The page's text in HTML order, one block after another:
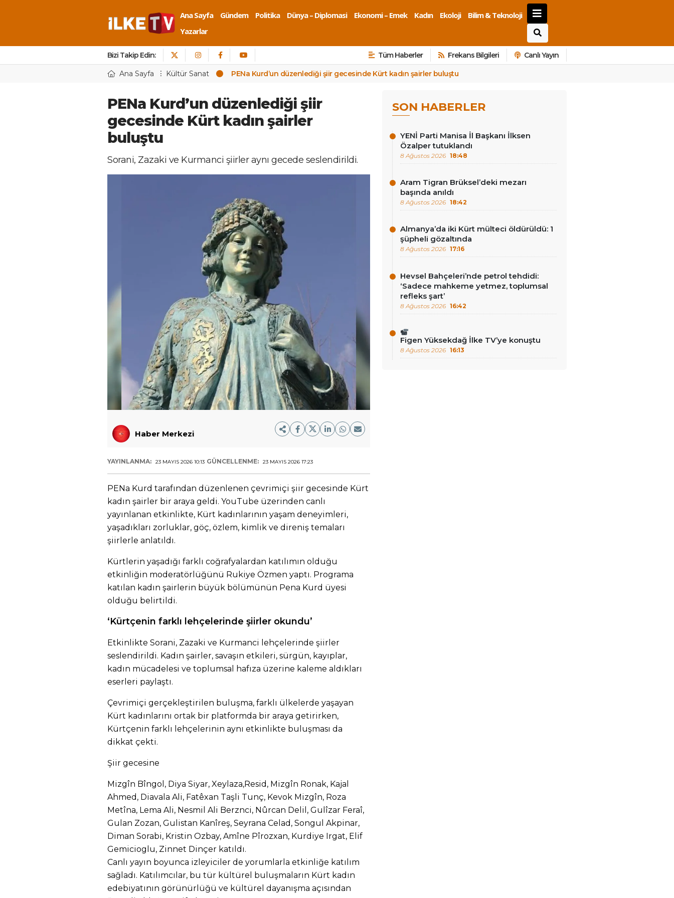
Ana Sayfa Gündem Politika Dünya – Diplomasi Ekonomi – Emek Kadın Ekoloji
Bilim & Teknoloji
Yazarlar
Bizi Takip Edin: Tüm Haberler Frekans Bilgileri Canlı Yayın
Ana Sayfa Kültür Sanat PENa Kurd’un düzenlediği şiir gecesinde Kürt kadın şairler buluştu
PENa Kurd’un düzenlediği şiir
gecesinde Kürt kadın şairler
buluştu
Sorani, Zazaki ve Kurmanci şiirler aynı gecede seslendirildi.
Haber Merkezi
YAYINLANMA: 23 MAYIS 2026 10:13 GÜNCELLENME: 23 MAYIS 2026 17:23
PENa Kurd tarafından düzenlenen çevrimiçi şiir gecesinde Kürt
kadın şairler bir araya geldi. YouTube üzerinden canlı
yayınlanan etkinlikte, Kürt kadınlarının yaşam deneyimleri,
yaşadıkları zorluklar, göç, özlem, kimlik ve direniş temaları
şiirlerle anlatıldı.
Kürtlerin yaşadığı farklı coğrafyalardan katılımın olduğu
etkinliğin moderatörlüğünü Rukiye Özmen yaptı. Programa
katılan kadın şairlerin büyük bölümünün Pena Kurd üyesi
olduğu belirtildi.
‘Kürtçenin farklı lehçelerinde şiirler okundu’
Etkinlikte Sorani, Zazaki ve Kurmanci lehçelerinde şiirler
seslendirildi. Kadın şairler, savaşın etkileri, sürgün, kayıplar,
kadın mücadelesi ve toplumsal hafıza üzerine kaleme aldıkları
eserleri paylaştı.
Çevrimiçi gerçekleştirilen buluşma, farklı ülkelerde yaşayan
Kürt kadınlarını ortak bir platformda bir araya getirirken,
Kürtçenin farklı lehçelerinin aynı etkinlikte buluşması da
dikkat çekti.
Şiir gecesine
Mizgîn Bîngol, Diya Siyar, Xeylaza,Resid, Mizgîn Ronak, Kajal
Ahmed, Diavala Ali, Fatêxan Taşli Tunç, Kevok Mizgîn, Roza
Metîna, Lema Ali, Nesmil Ali Berznci, Nûrcan Delil, Gulîzar Feraî,
Gulan Zozan, Gulistan Kanîreş, Seyrana Celad, Songul Akpinar,
Diman Sorabi, Kristin Ozbay, Amîne Pîrozxan, Kurdiye Irgat, Elif
Gemicioglu, Zinnet Dinçer katıldı.
Canlı yayın boyunca izleyiciler de yorumlarla etkinliğe katılım
sağladı. Katılımcılar, bu tür kültürel buluşmaların Kürt kadın
edebiyatının görünürlüğü ve kültürel dayanışma açısından
SON HABERLER
YENİ Parti Manisa İl Başkanı İlksen
Özalper tutuklandı
8 Ağustos 2026 18:48
Aram Tigran Brüksel’deki mezarı
başında anıldı
8 Ağustos 2026 18:42
Almanya’da iki Kürt mülteci öldürüldü: 1
şüpheli gözaltında
8 Ağustos 2026 17:16
Hevsel Bahçeleri’nde petrol tehdidi:
‘Sadece mahkeme yetmez, toplumsal
refleks şart’
8 Ağustos 2026 16:42
Figen Yüksekdağ İlke TV’ye konuştu
8 Ağustos 2026 16:13